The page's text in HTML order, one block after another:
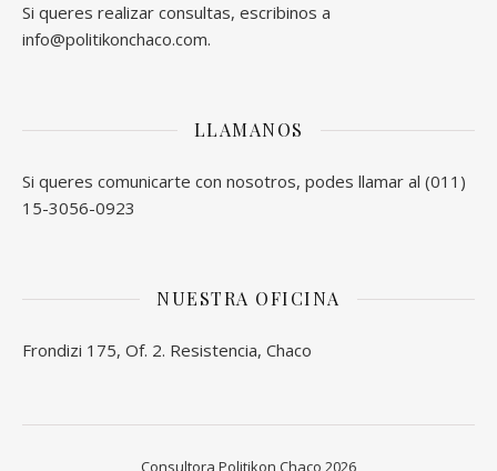
Si queres realizar consultas, escribinos a
info@politikonchaco.com.
LLAMANOS
Si queres comunicarte con nosotros, podes llamar al (011)
15-3056-0923
NUESTRA OFICINA
Frondizi 175, Of. 2. Resistencia, Chaco